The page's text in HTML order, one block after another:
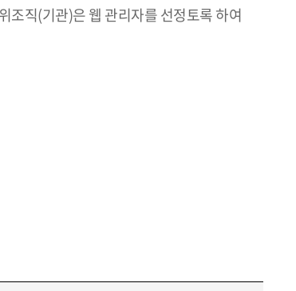
조직(기관)은 웹 관리자를 선정토록 하여